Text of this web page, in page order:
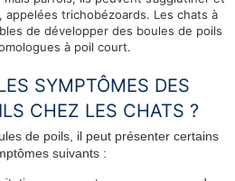
trichobézoards. Les chats à
de développer des boules de poils
à poil court.
SYMPTÔMES DES
CHEZ LES CHATS ?
de poils, il peut présenter certains
suivants :